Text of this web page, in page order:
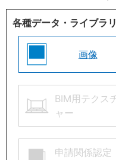
各種データ・ライブラ
画像
BIM用テクス
ャー
申請関係認定